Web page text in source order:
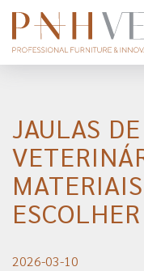
JAULAS
ESCOLHER
2026-03-10